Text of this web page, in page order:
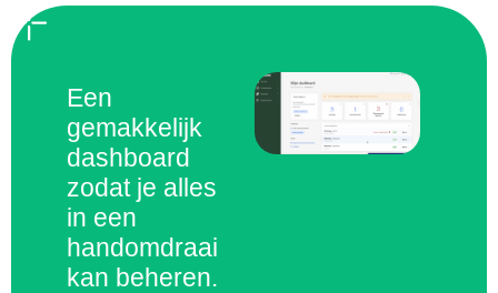
Een
gemakkelijk
dashboard
zodat je alles
in een
handomdraai
kan beheren.